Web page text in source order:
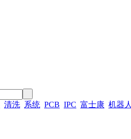
清洗 系统 PCB IPC 富士康 机器人